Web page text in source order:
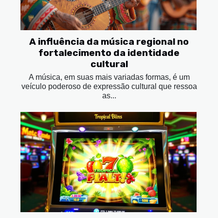
A influência da música regional no
fortalecimento da identidade
cultural
A música, em suas mais variadas formas, é um
veículo poderoso de expressão cultural que ressoa
as...